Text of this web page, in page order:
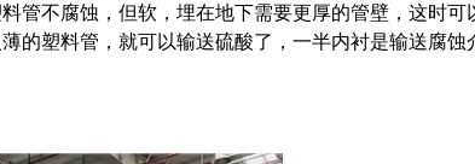
管不腐蚀，但软，埋在地下需要更厚的管壁，这时可
的塑料管，就可以输送硫酸了，一半内衬是输送腐蚀